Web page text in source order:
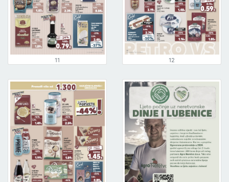
11 12